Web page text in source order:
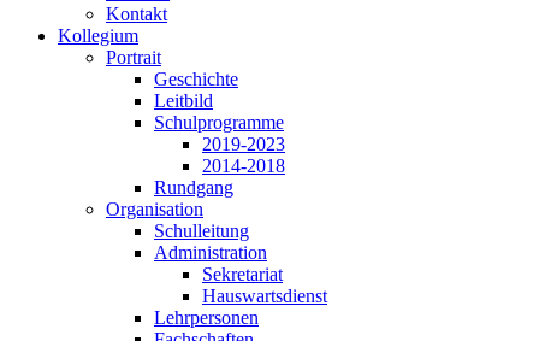
Kontakt
Kollegium
Portrait
Geschichte
Leitbild
Schulprogramme
2019-2023
2014-2018
Rundgang
Organisation
Schulleitung
Administration
Sekretariat
Hauswartsdienst
Lehrpersonen